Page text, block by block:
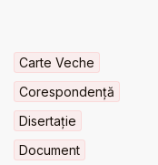
Carte Veche
Corespondență
Disertație
Document